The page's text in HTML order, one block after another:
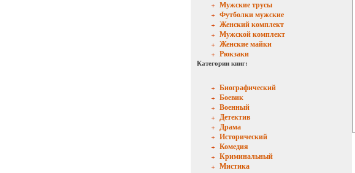
Мужские трусы
Футболки мужские
Женский комплект
Мужской комплект
Женские майки
Рюкзаки
Категории книг:
Биографический
Боевик
Военный
Детектив
Драма
Исторический
Комедия
Криминальный
Мистика